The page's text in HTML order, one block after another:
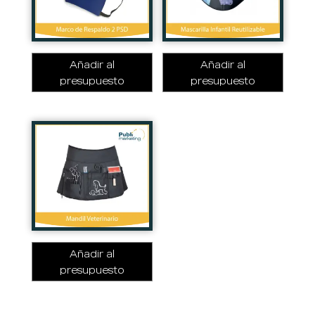
Añadir al
presupuesto
Añadir al
presupuesto
Añadir al
presupuesto